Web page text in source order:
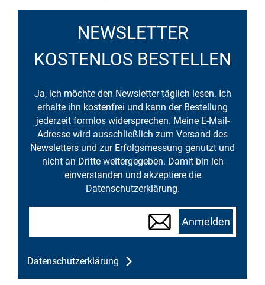
NEWSLETTER
KOSTENLOS BESTELLEN
Ja, ich möchte den Newsletter täglich lesen. Ich
erhalte ihn kostenfrei und kann der Bestellung
jederzeit formlos widersprechen. Meine E-Mail-
Adresse wird ausschließlich zum Versand des
Newsletters und zur Erfolgsmessung genutzt und
nicht an Dritte weitergegeben. Damit bin ich
einverstanden und akzeptiere die
Datenschutzerklärung.
Anmelden
Datenschutzerklärung